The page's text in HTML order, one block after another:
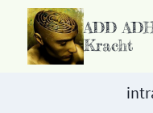
ADD
Kracht